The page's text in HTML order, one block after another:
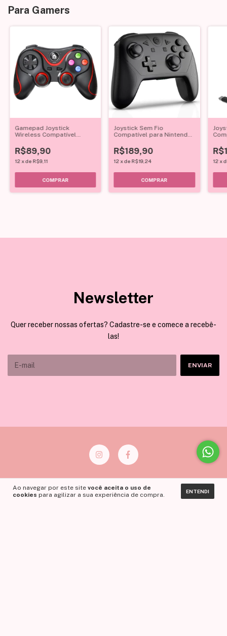
Ao navegar por este site você aceita o uso de
cookies para agilizar a sua experiência de compra. ENTENDI
Para Gamers
Gamepad Joystick
Wireless Compatível
R$89,90
12xdeR$9,11
Joystick Sem Fio
Compatível para Nintendo
R$189,90
12 xdeR$19,24 12x
Newsletter
Quer receber nossas ofertas? Cadastre-se e comece a recebê-
las!
DEPARTAMENTOS